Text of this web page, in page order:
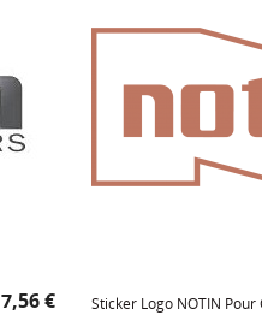
Prix
7,56 €
Sticker Logo NOTIN Pour